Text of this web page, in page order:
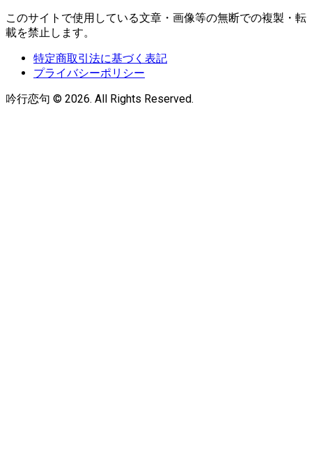
このサイトで使用している文章・画像等の無断での複製・転
載を禁止します。
特定商取引法に基づく表記
プライバシーポリシー
吟行恋句 © 2026. All Rights Reserved.